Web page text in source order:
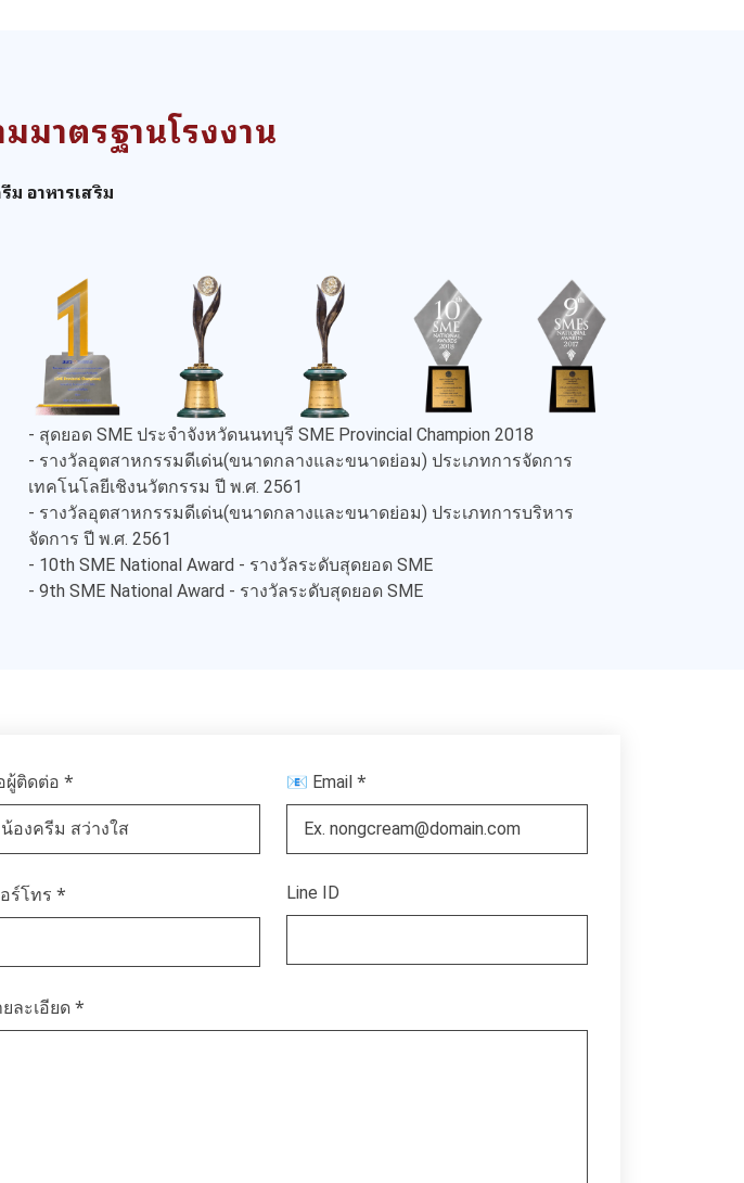
าตรฐานโรงงาน
อาหารเสริม
- สุดยอด SME ประจำจังหวัดนนทบุรี SME Provincial Champion 2018
- รางวัลอุตสาหกรรมดีเด่น(ขนาดกลางและขนาดย่อม) ประเภทการจัดการ
เทคโนโลยีเชิงนวัตกรรม ปี พ.ศ. 2561
- รางวัลอุตสาหกรรมดีเด่น(ขนาดกลางและขนาดย่อม) ประเภทการบริหาร
จัดการ ปี พ.ศ. 2561
- 10th SME National Award - รางวัลระดับสุดยอด SME
- 9th SME National Award - รางวัลระดับสุดยอด SME
ผู้ติดต่อ * 📧 Email *
อร์โทร * Line ID
ละเอียด *